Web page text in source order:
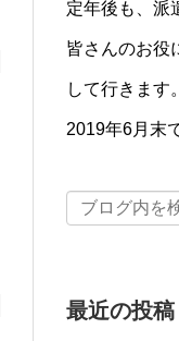
定年後も、派
皆さんのお役
して行きます
2019年6月末
最近の投稿